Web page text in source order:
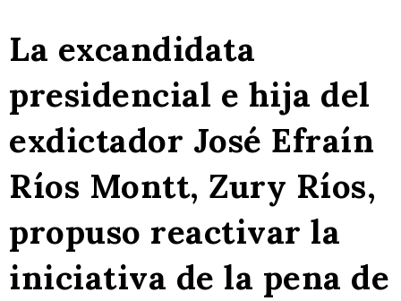
La excandidata
presidencial e hija del
exdictador José Efraín
Ríos Montt, Zury Ríos,
propuso reactivar la
iniciativa de la pena de